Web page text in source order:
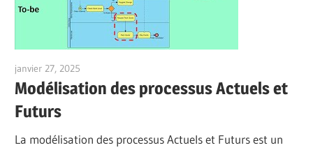
janvier 27, 2025
Modélisation des processus Actuels et
Futurs
La modélisation des processus Actuels et Futurs est un